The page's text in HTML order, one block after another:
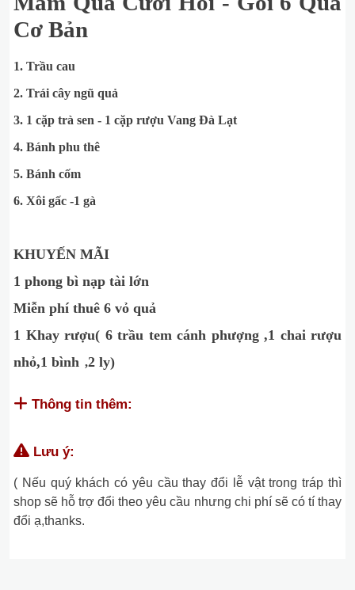
Cơ Bản
1. Trầu cau
2. Trái cây ngũ quả
3. 1 cặp trà sen - 1 cặp rượu Vang Đà Lạt
4. Bánh phu thê
5. Bánh cốm
6. Xôi gấc -1 gà
KHUYẾN MÃI
1 phong bì nạp tài lớn
Miễn phí thuê 6 vỏ quả
1 Khay rượu( 6 trầu tem cánh phượng ,1 chai rượu
nhỏ,1 bình ,2 ly)
Thông tin thêm:
Lưu ý:
( Nếu quý khách có yêu cầu thay đổi lễ vật trong tráp thì
shop sẽ hỗ trợ đổi theo yêu cầu nhưng chi phí sẽ có tí thay
đổi ạ,thanks.